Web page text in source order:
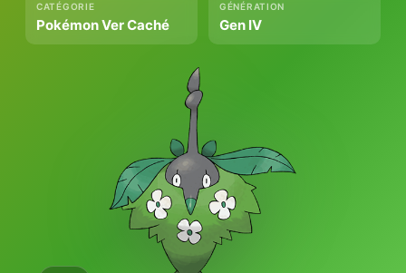
CATÉGORIE
Pokémon Ver Caché
GÉNÉRATION
Gen IV